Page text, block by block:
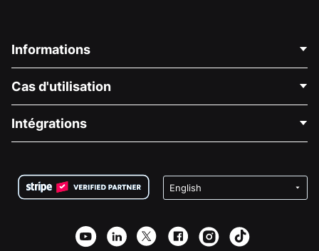
Informations
À propos de nous
Carrières
Confidentialité
Partenariat d'affiliation
Bibliothèque
Cas d'utilisation
Collecte de fonds médicale
Collecte de fonds caritative
Intégrations
Plugin de don Wix
Application de don Webflow
Don Joomla